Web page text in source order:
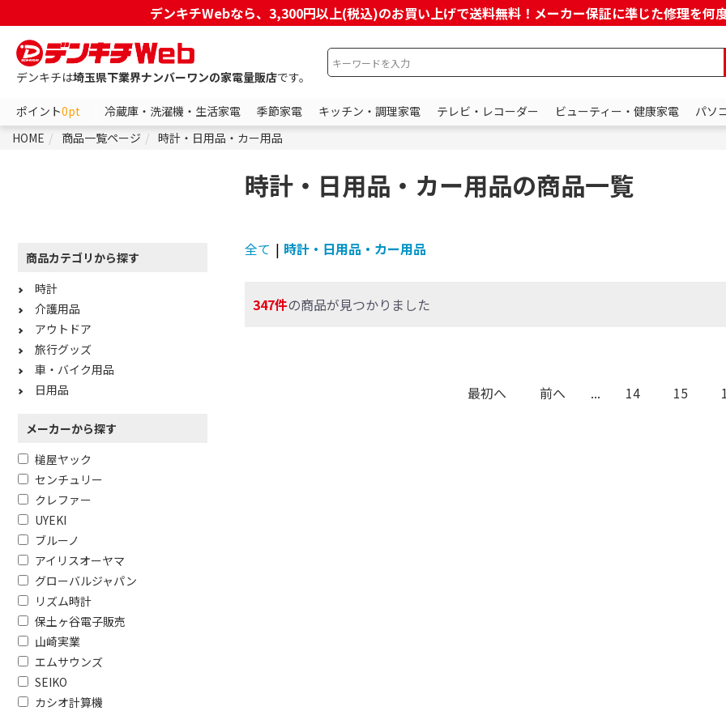
デンキチWebなら、3,300円以上(税込)のお買い上げで送料無料！メーカー保証に準じた修理を何
デンキチは埼玉県下業界ナンバーワンの家電量販店です。
ポイント0pt 冷蔵庫・洗濯機・生活家電 季節家電 キッチン・調理家電 テレビ・レコーダー ビューティー・健康家電 パソ
HOME
商品一覧ページ 時計・日用品・カー用品
時計・日用品・カー用品の商品一覧
全て | 時計・日用品・カー用品
347件の商品が見つかりました
最初へ 前へ ... 14 15
商品カテゴリから探す
時計
介護用品
アウトドア
旅行グッズ
車・バイク用品
日用品
メーカーから探す
槌屋ヤック
センチュリー
クレファー
UYEKI
ブルーノ
アイリスオーヤマ
グローバルジャパン
リズム時計
保土ヶ谷電子販売
山崎実業
エムサウンズ
SEIKO
カシオ計算機